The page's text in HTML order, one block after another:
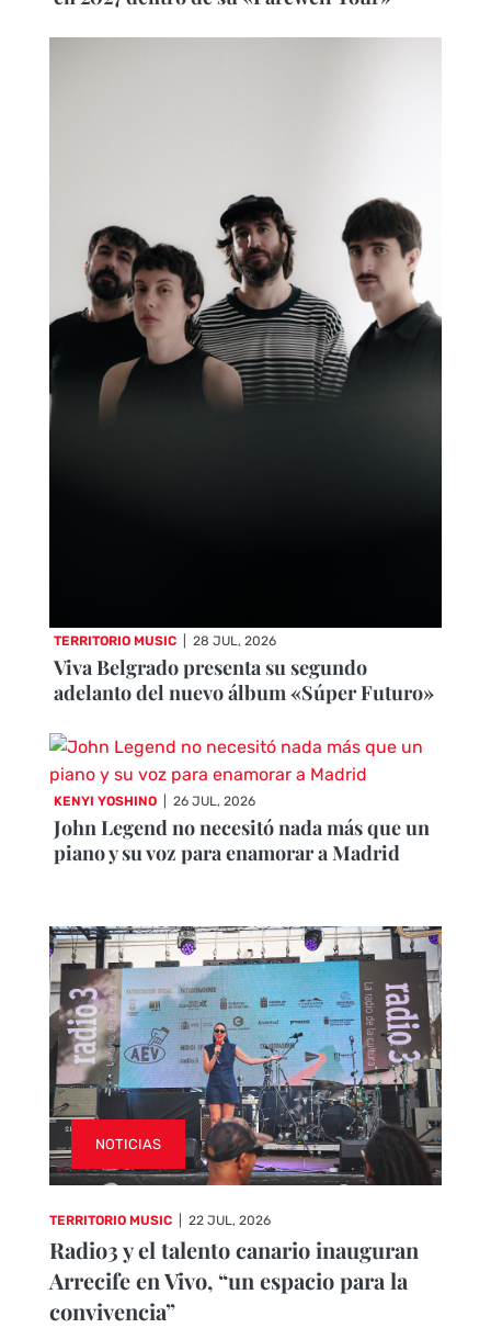
TERRITORIO MUSIC 28 JUL, 2026
Viva Belgrado presenta su segundo
adelanto del nuevo álbum «Súper Futuro»
KENYI YOSHINO 26 JUL, 2026
John Legend no necesitó nada más que un
piano y su voz para enamorar a Madrid
NOTICIAS
TERRITORIO MUSIC 22 JUL, 2026
Radio3 y el talento canario inauguran
Arrecife en Vivo, “un espacio para la
convivencia”